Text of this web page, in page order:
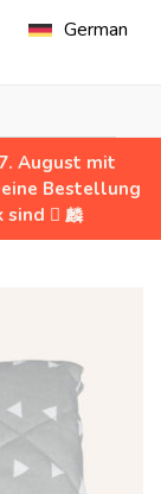
August mit
Bestellung
 麟
German